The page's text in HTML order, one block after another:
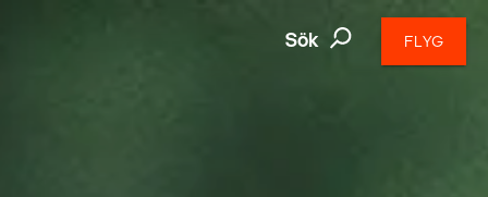
Sök FLYG